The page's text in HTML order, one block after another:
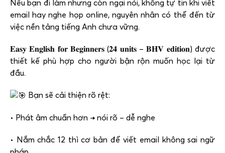
Nếu bạn đi làm nhưng còn ngại nói, không tự tin khi viết
email hay nghe họp online, nguyên nhân có thể đến từ
việc nền tảng tiếng Anh chưa vững.
𝐄𝐚𝐬𝐲 𝐄𝐧𝐠𝐥𝐢𝐬𝐡 𝐟𝐨𝐫 𝐁𝐞𝐠𝐢𝐧𝐧𝐞𝐫𝐬 (𝟐𝟒 𝐮𝐧𝐢𝐭𝐬 – 𝐁𝐇𝐕 𝐞𝐝𝐢𝐭𝐢𝐨𝐧) được
thiết kế phù hợp cho người bận rộn muốn học lại từ
đầu.
Bạn sẽ cải thiện rõ rệt:
• Phát âm chuẩn hơn → nói rõ – dễ nghe
• Nắm chắc 12 thì cơ bản để viết email không sai ngữ